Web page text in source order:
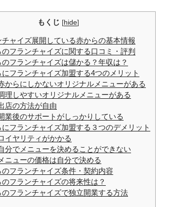
もくじ [hide]
ャイズ展開している赤からの基本情報
フランチャイズに関する口コミ・評判
フランチャイズは儲かる？年収は？
フランチャイズ加盟する4つのメリット
らにしかないオリジナルメニューがある
しやすいオリジナルメニューがある
の方法が自由
後のサポートがしっかりしている
フランチャイズ加盟する３つのデメリット
ヤリティがかかる
でメニューを決めることができない
ューの価格は自分で決める
フランチャイズ条件・契約内容
フランチャイズの将来性は？
フランチャイズで独立開業する方法